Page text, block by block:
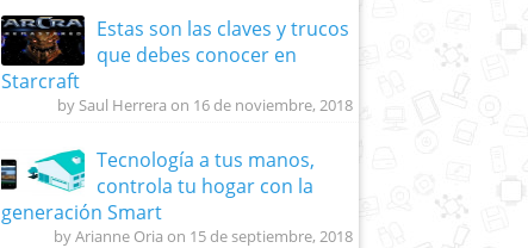
Estas son las claves y trucos
que debes conocer en
Starcraft
by Saul Herrera on 16 de noviembre, 2018
Tecnología a tus manos,
controla tu hogar con la
generación Smart
by Arianne Oria on 15 de septiembre, 2018